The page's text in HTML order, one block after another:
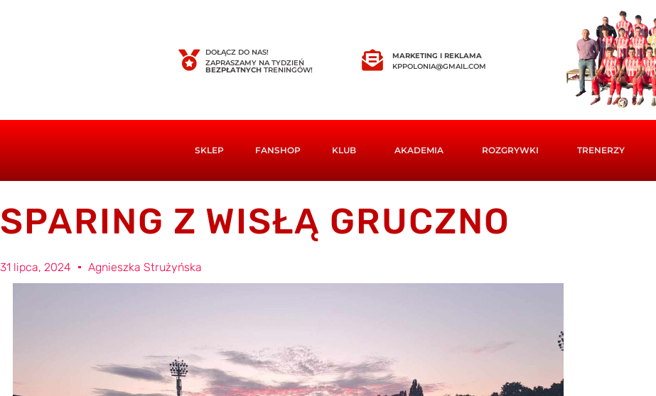
DOŁĄCZ DO NAS!
ZAPRASZAMY NA TYDZIEŃ
BEZPŁATNYCH TRENINGÓW!
MARKETING I REKLAMA
KPPOLONIA@GMAIL.COM
SKLEP FANSHOP KLUB AKADEMIA ROZGRYWKI TRENERZY
SPARING Z WISŁĄ GRUCZNO
31 lipca, 2024 Agnieszka Strużyńska